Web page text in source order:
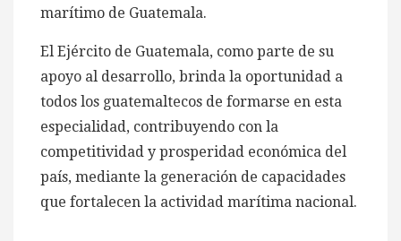
marítimo de Guatemala.
El Ejército de Guatemala, como parte de su
apoyo al desarrollo, brinda la oportunidad a
todos los guatemaltecos de formarse en esta
especialidad, contribuyendo con la
competitividad y prosperidad económica del
país, mediante la generación de capacidades
que fortalecen la actividad marítima nacional.